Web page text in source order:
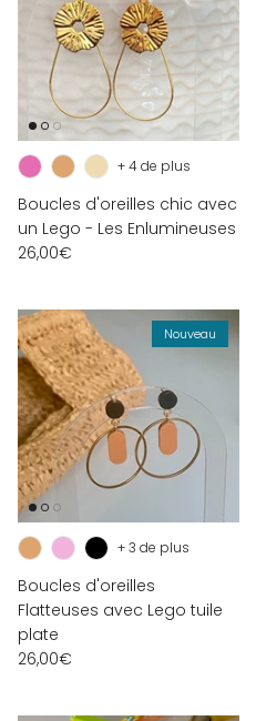
Boucles d'oreilles chic avec
un Lego - Les Enlumineuses
26,00€
+ 4 de plus
Nouveau
Boucles d'oreilles
Flatteuses avec Lego tuile
plate
26,00€
+ 3 de plus